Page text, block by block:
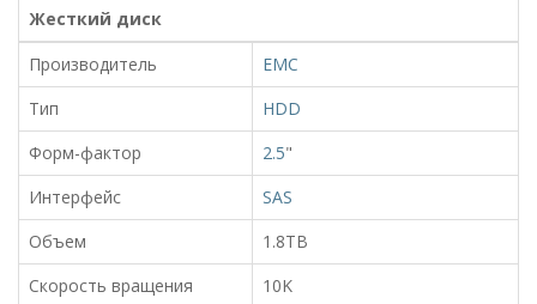
Жесткий диск
Производитель
EMC
Тип
HDD
Форм-фактор
2.5"
Интерфейс
SAS
Объем
1.8TB
Скорость вращения
10K